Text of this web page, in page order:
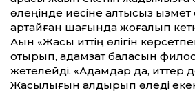
өлеңінде иесіне қалтқысыз қызмет
қартайған шағында жоғалып
Ақын «Жақсы ит­тің өлігін
отырып, адамзат баласын
жетелейді. «Адамдар да, ит­тер
Жақсылығын қалдырып өледі